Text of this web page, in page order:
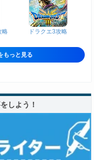
略 ドラクエ3攻略
もっと見る
しよう！